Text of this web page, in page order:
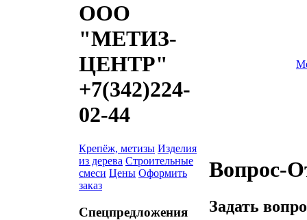
ООО
"МЕТИЗ-
ЦЕНТР"
+7(342)224-
02-44
Крепёж, метизы Изделия
из дерева Строительные
смеси Цены Оформить
заказ
Спецпредложения
Вопрос-
Задать